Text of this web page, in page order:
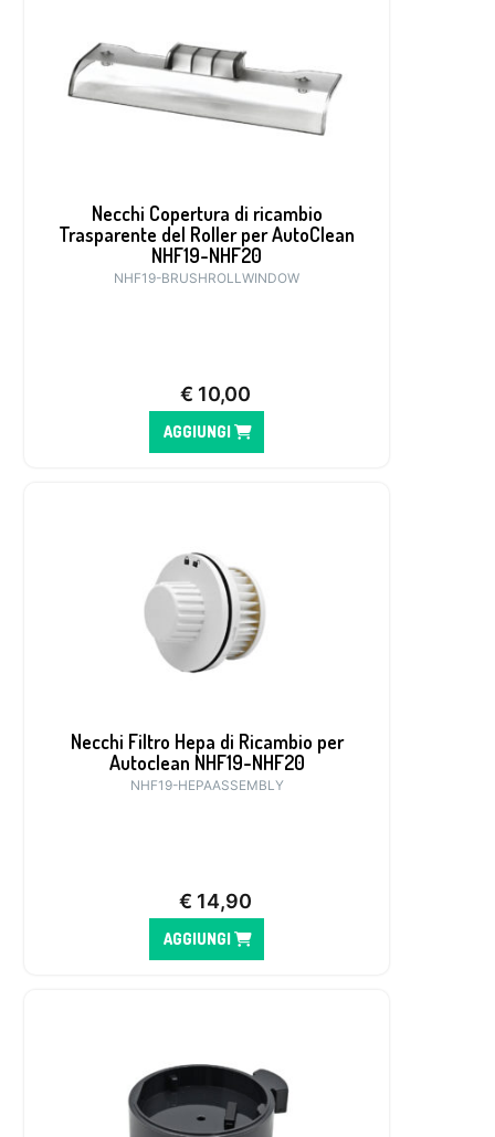
Necchi Copertura di ricambio
Trasparente del Roller per AutoClean
NHF19-NHF20
NHF19-BRUSHROLLWINDOW
€ 10,00
AGGIUNGI
Necchi Filtro Hepa di Ricambio per
Autoclean NHF19-NHF20
NHF19-HEPAASSEMBLY
€ 14,90
AGGIUNGI